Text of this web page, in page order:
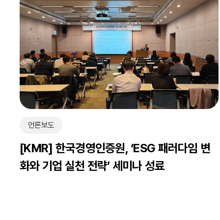
언론보도
[KMR] 한국경영인증원, ‘ESG 패러다임 변
화와 기업 실천 전략’ 세미나 성료